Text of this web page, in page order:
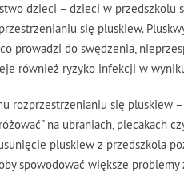
dzieci – dzieci w przedszkolu
się pluskiew.
prowadzi do swędzenia,
również ryzyko infekcji w
rozprzestrzenianiu się pluskiew
na ubraniach, plecakach
pluskiew z przedszkola
spowodować większe